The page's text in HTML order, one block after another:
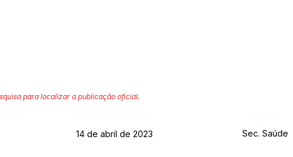
para localizar a publicação oficial.
14 de abril de 2023 Sec. Saúde